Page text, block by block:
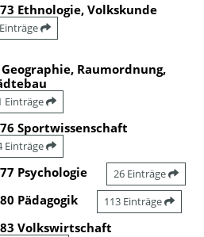
73 Ethnologie, Volkskunde
Raumordnung,
Einträge
76 Sportwissenschaft
Einträge
77 Psychologie 26 Einträge
80 Pädagogik 113 Einträge
83 Volkswirtschaft